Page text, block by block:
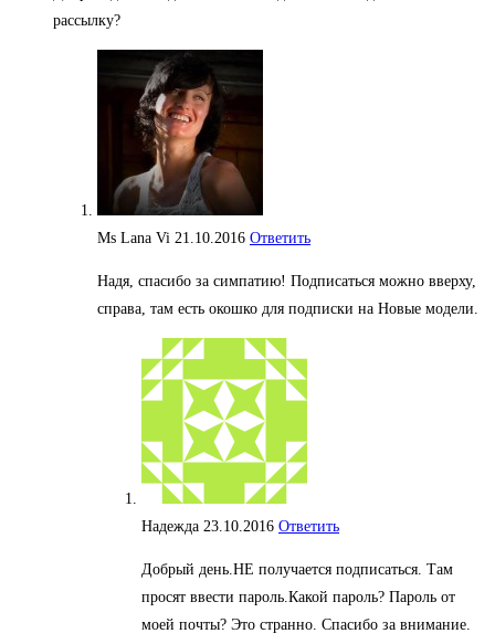
рассылку?
Ms Lana Vi 21.10.2016 Ответить
Надя, спасибо за симпатию! Подписаться можно вверху,
справа, там есть окошко для подписки на Новые модели.
Надежда 23.10.2016 Ответить
Добрый день.НЕ получается подписаться. Там
просят ввести пароль.Какой пароль? Пароль от
моей почты? Это странно. Спасибо за внимание.